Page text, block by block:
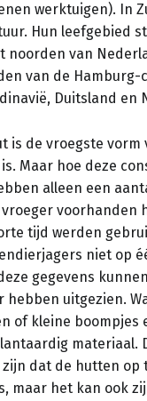
werktuigen). In
Hun leefgebied
noorden van
van de
Duitsland
is de vroegste
Maar hoe deze
alleen een
voorhanden
tijd werden
niet op
gegevens
hebben uitgezien.
of kleine
materiaal.
dat de hutten op
maar het kan ook